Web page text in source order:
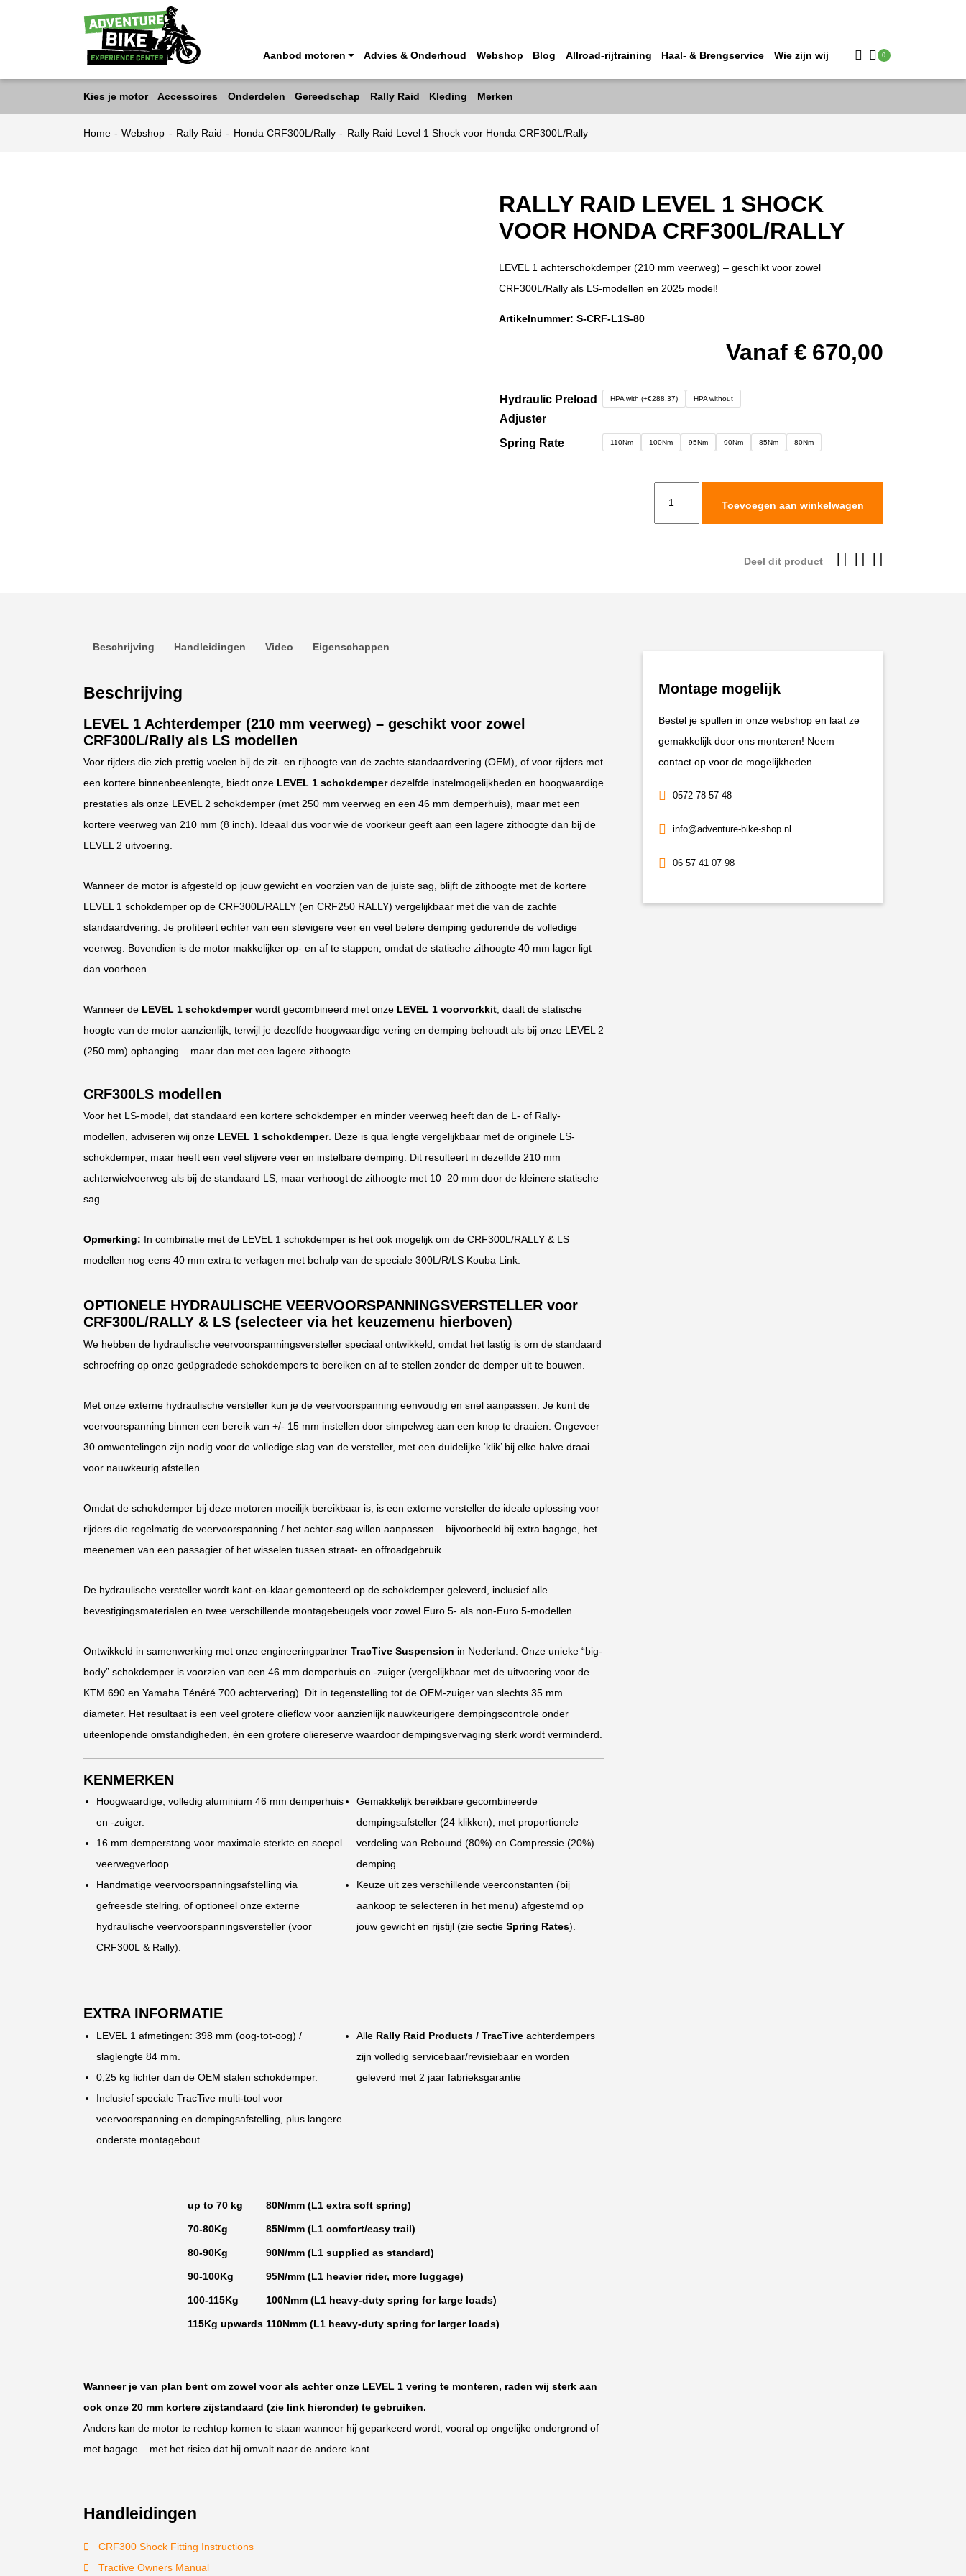
Aanbod motoren Advies & Onderhoud Webshop Blog Allroad-rijtraining Haal- & Brengservice Wie zijn wij 0
Kies je motor Accessoires Onderdelen Gereedschap Rally Raid Kleding Merken
Home - Webshop - Rally Raid - Honda CRF300L/Rally - Rally Raid Level 1 Shock voor Honda CRF300L/Rally
RALLY RAID LEVEL 1 SHOCK
VOOR HONDA CRF300L/RALLY
Artikelnummer:S-CRF-L1S-80
LEVEL 1 achterschokdemper (210 mm veerweg) – geschikt voor zowel
CRF300L/Rally als LS-modellen en 2025 model!
Vanaf € 670,00
Hydraulic Preload
Adjuster
HPA with (+€288,37) HPA without
Spring Rate 110Nm 100Nm 95Nm 90Nm 85Nm 80Nm
Toevoegen aan winkelwagen
Deel dit product
Beschrijving Handleidingen Video Eigenschappen
Beschrijving
LEVEL 1 Achterdemper (210 mm veerweg) – geschikt voor zowel
CRF300L/Rally als LS modellen
Voor rijders die zich prettig voelen bij de zit- en rijhoogte van de zachte standaardvering (OEM), of voor rijders met
een kortere binnenbeenlengte, biedt onze LEVEL 1 schokdemperdezelfde instelmogelijkheden en hoogwaardige
prestaties als onze LEVEL 2 schokdemper (met 250 mm veerweg en een 46 mm demperhuis), maar met een
kortere veerweg van 210 mm (8 inch). Ideaal dus voor wie de voorkeur geeft aan een lagere zithoogte dan bij de
LEVEL 2 uitvoering.
Wanneer de motor is afgesteld op jouw gewicht en voorzien van de juiste sag, blijft de zithoogte met de kortere
LEVEL 1 schokdemper op de CRF300L/RALLY (en CRF250 RALLY) vergelijkbaar met die van de zachte
standaardvering. Je profiteert echter van een stevigere veer en veel betere demping gedurende de volledige
veerweg. Bovendien is de motor makkelijker op- en af te stappen, omdat de statische zithoogte 40 mm lager ligt
dan voorheen.
Wanneer de LEVEL 1 schokdemperwordt gecombineerd met onze LEVEL 1 voorvorkkit, daalt de statische
hoogte van de motor aanzienlijk, terwijl je dezelfde hoogwaardige vering en demping behoudt als bij onze LEVEL 2
(250 mm) ophanging – maar dan met een lagere zithoogte.
CRF300LS modellen
Voor het LS-model, dat standaard een kortere schokdemper en minder veerweg heeft dan de L- of Rally-
modellen, adviseren wij onze LEVEL 1 schokdemper. Deze is qua lengte vergelijkbaar met de originele LS-
schokdemper, maar heeft een veel stijvere veer en instelbare demping. Dit resulteert in dezelfde 210 mm
achterwielveerweg als bij de standaard LS, maar verhoogt de zithoogte met 10–20 mm door de kleinere statische
sag.
Opmerking: In combinatie met de LEVEL 1 schokdemper is het ook mogelijk om de CRF300L/RALLY & LS
modellen nog eens 40 mm extra te verlagen met behulp van de speciale 300L/R/LS Kouba Link.
OPTIONELE HYDRAULISCHE VEERVOORSPANNINGSVERSTELLER voor
CRF300L/RALLY & LS (selecteer via het keuzemenu hierboven)
We hebben de hydraulische veervoorspanningsversteller speciaal ontwikkeld, omdat het lastig is om de standaard
schroefring op onze geüpgradede schokdempers te bereiken en af te stellen zonder de demper uit te bouwen.
Met onze externe hydraulische versteller kun je de veervoorspanning eenvoudig en snel aanpassen. Je kunt de
veervoorspanning binnen een bereik van +/- 15 mm instellen door simpelweg aan een knop te draaien. Ongeveer
30 omwentelingen zijn nodig voor de volledige slag van de versteller, met een duidelijke ‘klik’ bij elke halve draai
voor nauwkeurig afstellen.
Omdat de schokdemper bij deze motoren moeilijk bereikbaar is, is een externe versteller de ideale oplossing voor
rijders die regelmatig de veervoorspanning / het achter-sag willen aanpassen – bijvoorbeeld bij extra bagage, het
meenemen van een passagier of het wisselen tussen straat- en offroadgebruik.
De hydraulische versteller wordt kant-en-klaar gemonteerd op de schokdemper geleverd, inclusief alle
bevestigingsmaterialen en twee verschillende montagebeugels voor zowel Euro 5- als non-Euro 5-modellen.
Ontwikkeld in samenwerking met onze engineeringpartner TracTive Suspension in Nederland. Onze unieke “big-
body” schokdemper is voorzien van een 46 mm demperhuis en -zuiger (vergelijkbaar met de uitvoering voor de
KTM 690 en Yamaha Ténéré 700 achtervering). Dit in tegenstelling tot de OEM-zuiger van slechts 35 mm
diameter. Het resultaat is een veel grotere olieflow voor aanzienlijk nauwkeurigere dempingscontrole onder
uiteenlopende omstandigheden, én een grotere oliereserve waardoor dempingsvervaging sterk wordt verminderd.
KENMERKEN
Hoogwaardige, volledig aluminium 46 mm demperhuis
en -zuiger.
16 mm demperstang voor maximale sterkte en soepel
veerwegverloop.
Handmatige veervoorspanningsafstelling via
gefreesde stelring, of optioneel onze externe
hydraulische veervoorspanningsversteller (voor
CRF300L & Rally).
Gemakkelijk bereikbare gecombineerde
dempingsafsteller (24 klikken), met proportionele
verdeling van Rebound (80%) en Compressie (20%)
demping.
Keuze uit zes verschillende veerconstanten (bij
aankoop te selecteren in het menu) afgestemd op
jouw gewicht en rijstijl (zie sectie Spring Rates).
EXTRA INFORMATIE
LEVEL 1 afmetingen: 398 mm (oog-tot-oog) /
slaglengte 84 mm.
0,25 kg lichter dan de OEM stalen schokdemper.
Inclusief speciale TracTive multi-tool voor
veervoorspanning en dempingsafstelling, plus langere
onderste montagebout.
Alle Rally Raid Products / TracTiveachterdempers
zijn volledig servicebaar/revisiebaar en worden
geleverd met 2 jaar fabrieksgarantie
up to 70 kg 80N/mm (L1 extra soft spring)
70-80Kg 85N/mm (L1 comfort/easy trail)
80-90Kg 90N/mm (L1 supplied as standard)
90-100Kg 95N/mm (L1 heavier rider, more luggage)
100-115Kg 100Nmm (L1 heavy-duty spring for large loads)
115Kg upwards 110Nmm (L1 heavy-duty spring for larger loads)
Wanneer je van plan bent om zowel voor als achter onze LEVEL 1 vering te monteren, raden wij sterk aan
ook onze 20 mm kortere zijstandaard (zie link hieronder) te gebruiken.
Anders kan de motor te rechtop komen te staan wanneer hij geparkeerd wordt, vooral op ongelijke ondergrond of
met bagage – met het risico dat hij omvalt naar de andere kant.
Handleidingen
CRF300 Shock Fitting Instructions
Tractive Owners Manual
Montage mogelijk
Bestel je spullen in onze webshop en laat ze
gemakkelijk door ons monteren! Neem
contact op voor de mogelijkheden.
0572 78 57 48
info@adventure-bike-shop.nl
06 57 41 07 98